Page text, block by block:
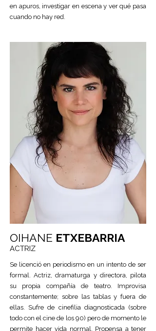
en apuros, investigar en escena y ver qué pasa
cuando no hay red.
OIHANE ETXEBARRIA
ACTRIZ
Se licenció en periodismo en un intento de ser
formal. Actriz, dramaturga y directora, pilota
su propia compañía de teatro. Improvisa
constantemente; sobre las tablas y fuera de
ellas. Sufre de cinefilia diagnosticada (sobre
todo con el cine de los 90) pero de momento le
permite hacer vida normal. Propensa a tener